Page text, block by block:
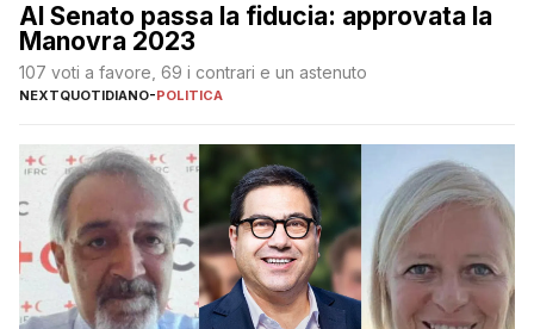
Al Senato passa la fiducia: approvata la
Manovra 2023
107 voti a favore, 69 i contrari e un astenuto
NEXTQUOTIDIANO-POLITICA